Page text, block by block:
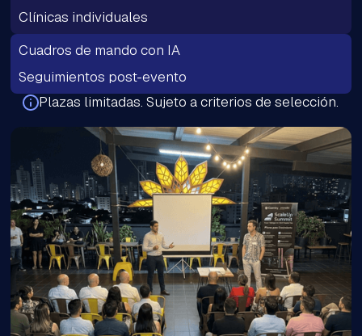
Clínicas individuales
Cuadros de mando con IA
Seguimientos post-evento
Plazas limitadas. Sujeto a criterios de selección.